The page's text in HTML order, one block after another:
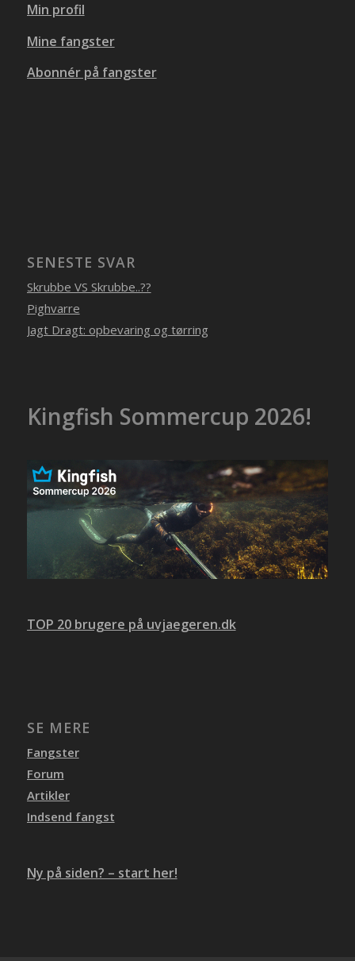
Min profil
Mine fangster
Abonnér på fangster
SENESTE SVAR
Skrubbe VS Skrubbe..??
Pighvarre
Jagt Dragt: opbevaring og tørring
Kingfish Sommercup 2026!
TOP 20 brugere på uvjaegeren.dk
SE MERE
Fangster
Forum
Artikler
Indsend fangst
Ny på siden? – start her!